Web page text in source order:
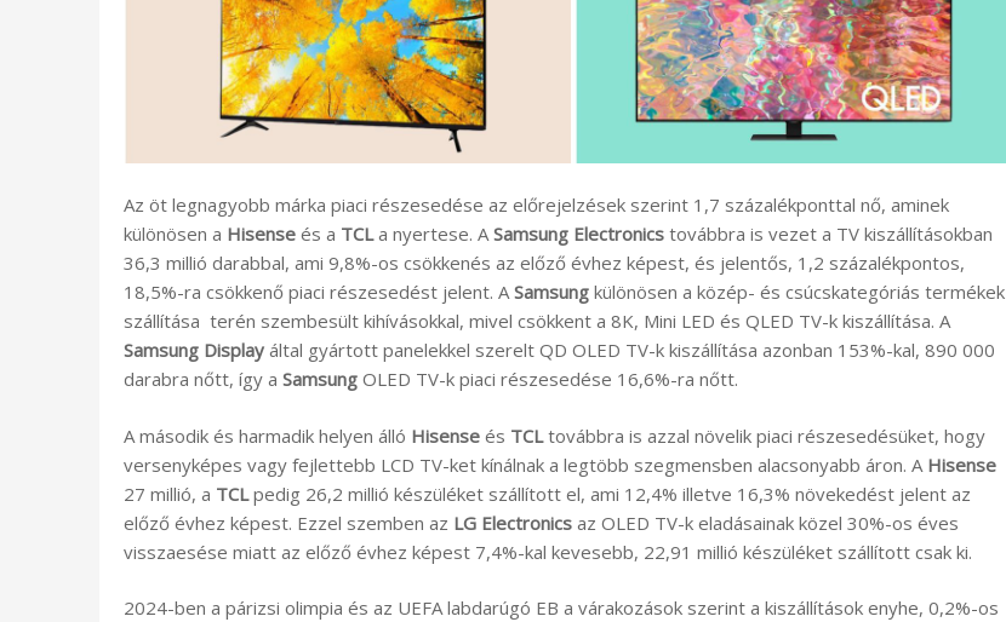
Az öt legnagyobb márka piaci részesedése az előrejelzések szerint 1,7 százalékponttal nő, aminek
különösen a Hisense és a TCLa nyertese. ASamsung Electronics továbbra is vezet a TV kiszállításokban
36,3 millió darabbal, ami 9,8%-os csökkenés az előző évhez képest, és jelentős, 1,2 százalékpontos,
18,5%-ra csökkenő piaci részesedést jelent. ASamsung különösen a közép- és csúcskategóriás termékek
szállítása terén szembesült kihívásokkal, mivel csökkent a 8K, Mini LED és QLED TV-k kiszállítása. A
Samsung Display által gyártott panelekkel szerelt QD OLED TV-k kiszállítása azonban 153%-kal, 890 000
darabra nőtt, így a Samsung OLED TV-k piaci részesedése 16,6%-ra nőtt.
A második és harmadik helyen álló Hisense és TCLtovábbra is azzal növelik piaci részesedésüket, hogy
versenyképes vagy fejlettebb LCD TV-ket kínálnak a legtöbb szegmensben alacsonyabb áron. A Hisense
27 millió, a TCLpedig 26,2 millió készüléket szállított el, ami 12,4% illetve 16,3% növekedést jelent az
előző évhez képest. Ezzel szemben az LG Electronics az OLED TV-k eladásainak közel 30%-os éves
visszaesése miatt az előző évhez képest 7,4%-kal kevesebb, 22,91 millió készüléket szállított csak ki.
2024-ben a párizsi olimpia és az UEFA labdarúgó EB a várakozások szerint a kiszállítások enyhe, 0,2%-os